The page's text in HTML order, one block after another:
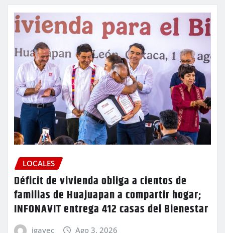
LOCALES
Déficit de vivienda obliga a cientos de
familias de Huajuapan a compartir hogar;
INFONAVIT entrega 412 casas del Bienestar
igavec Ago 3, 2026